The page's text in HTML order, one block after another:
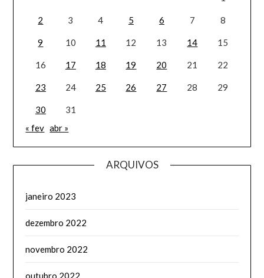
2 3 4 5 6 7 8
9 10 11 12 13 14 15
16 17 18 19 20 21 22
23 24 25 26 27 28 29
30
31
« fev abr »
ARQUIVOS
janeiro 2023
dezembro 2022
novembro 2022
outubro 2022